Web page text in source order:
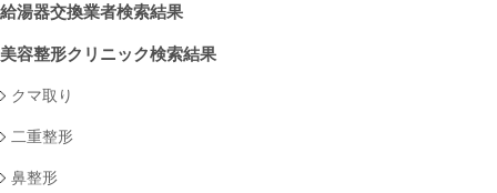
給湯器交換業者検索結果
美容整形クリニック検索結果
クマ取り
二重整形
鼻整形